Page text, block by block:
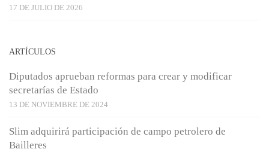
17 DE JULIO DE 2026
ARTÍCULOS
Diputados aprueban reformas para crear y modificar
secretarías de Estado
13 DE NOVIEMBRE DE 2024
Slim adquirirá participación de campo petrolero de
Bailleres